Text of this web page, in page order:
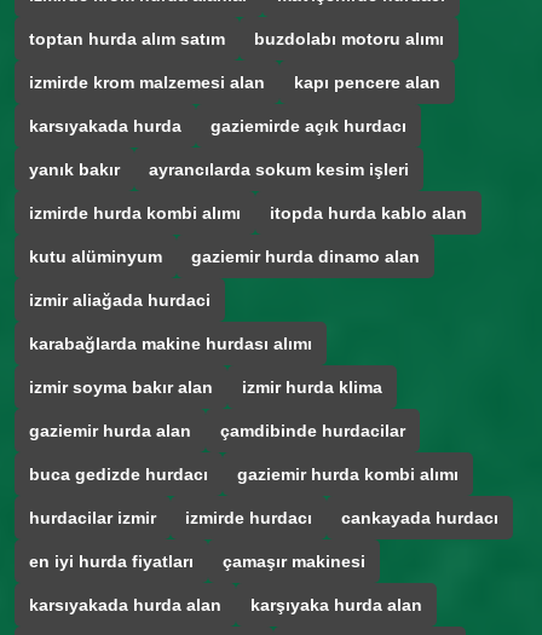
toptan hurda alım satım buzdolabı motoru alımı
izmirde krom malzemesi alan kapı pencere alan
karsıyakada hurda gaziemirde açık hurdacı
yanık bakır ayrancılarda sokum kesim işleri
izmirde hurda kombi alımı itopda hurda kablo alan
kutu alüminyum gaziemir hurda dinamo alan
izmir aliağada hurdaci
karabağlarda makine hurdası alımı
izmir soyma bakır alan izmir hurda klima
gaziemir hurda alan çamdibinde hurdacilar
buca gedizde hurdacı gaziemir hurda kombi alımı
hurdacilar izmir izmirde hurdacı cankayada hurdacı
en iyi hurda fiyatları çamaşır makinesi
karsıyakada hurda alan karşıyaka hurda alan